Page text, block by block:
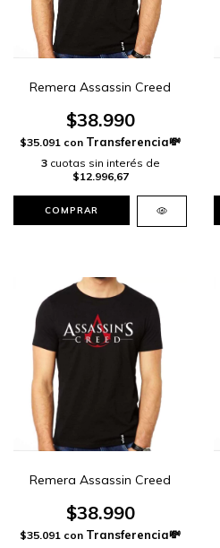
Remera Assassin Creed
$38.990
$35.091 con
3 cuotas sin interés de
$12.996,67
COMPRAR
Remera Assassin Creed
$38.990
$35.091 con